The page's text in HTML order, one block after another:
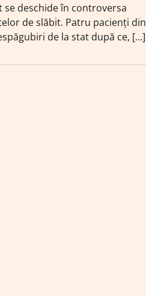
deschide în controversa
de slăbit. Patru pacienți din
de la stat după ce, […]